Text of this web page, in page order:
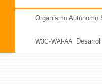
Organismo
W3C-WAI-AA